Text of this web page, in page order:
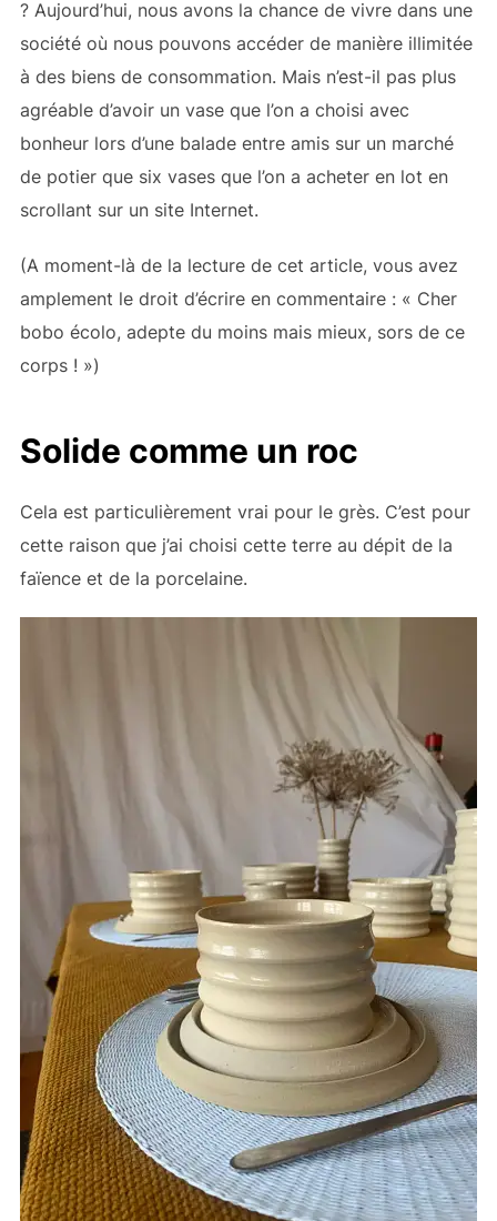
? Aujourd’hui, nous avons la chance de vivre dans une
société où nous pouvons accéder de manière illimitée
à des biens de consommation. Mais n’est-il pas plus
agréable d’avoir un vase que l’on a choisi avec
bonheur lors d’une balade entre amis sur un marché
de potier que six vases que l’on a acheter en lot en
scrollant sur un site Internet.
(A moment-là de la lecture de cet article, vous avez
amplement le droit d’écrire en commentaire : « Cher
bobo écolo, adepte du moins mais mieux, sors de ce
corps ! »)
Solide comme un roc
Cela est particulièrement vrai pour le grès. C’est pour
cette raison que j’ai choisi cette terre au dépit de la
faïence et de la porcelaine.